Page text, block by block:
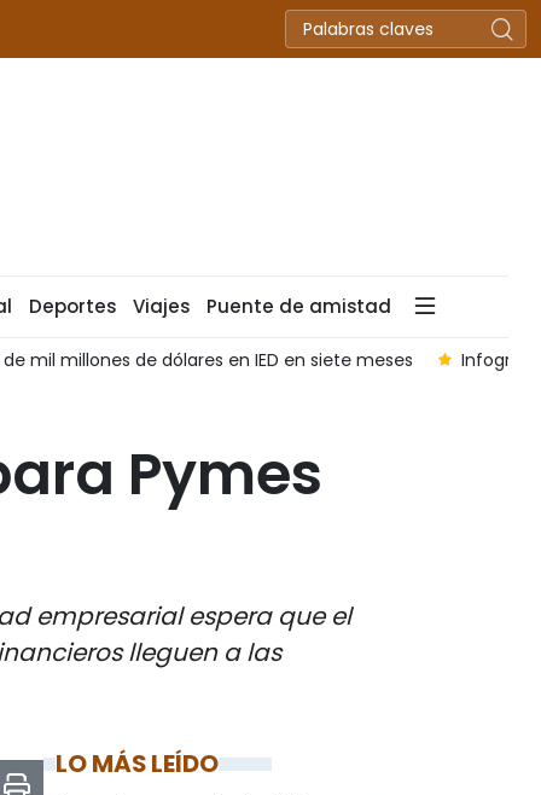
Deportes Viajes Puente de amistad
6 de agosto de 2026 Productos agroforestales y
Pymes
empresarial espera que el
lleguen a las
LO MÁS LEÍDO